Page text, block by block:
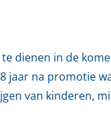
dienen in de
jaar na promotie
van kinderen,